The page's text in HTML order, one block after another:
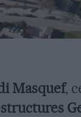
Masquef,